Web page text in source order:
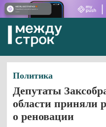
Политика
Депутаты
области приняли
о реновации